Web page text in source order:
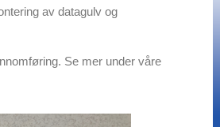
av datagulv og
Se mer under våre